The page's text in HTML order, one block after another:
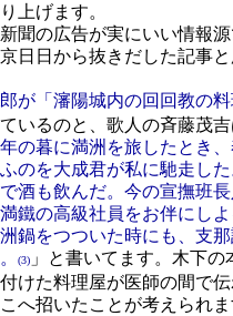
上げます。
聞の広告が実にいい情報
日日から抜きだした記事
が「瀋陽城内の回回教の
いるのと、歌人の斉藤茂
年の暮に満洲を旅したとき
のを大成君が私に馳走し
酒も飲んだ。今の宣撫班
鐵の高級社員をお伴にし
鍋をつついた時にも、支
(3) 」と書いてます。木下
けた料理屋が医師の間で
へ招いたことが考えられ